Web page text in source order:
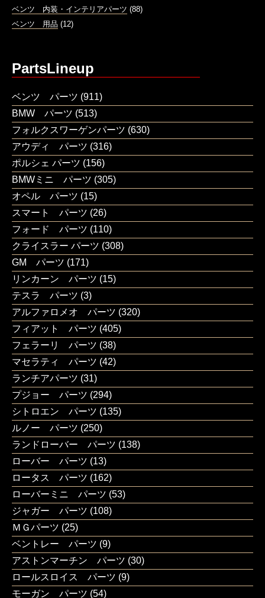
ベンツ 内装・インテリアパーツ (88)
ベンツ 用品 (12)
PartsLineup
ベンツ パーツ (911)
BMW パーツ (513)
フォルクスワーゲンパーツ (630)
アウディ パーツ (316)
ポルシェ パーツ (156)
BMWミニ パーツ (305)
オペル パーツ (15)
スマート パーツ (26)
フォード パーツ (110)
クライスラー パーツ (308)
GM パーツ (171)
リンカーン パーツ (15)
テスラ パーツ (3)
アルファロメオ パーツ (320)
フィアット パーツ (405)
フェラーリ パーツ (38)
マセラティ パーツ (42)
ランチアパーツ (31)
プジョー パーツ (294)
シトロエン パーツ (135)
ルノー パーツ (250)
ランドローバー パーツ (138)
ローバー パーツ (13)
ロータス パーツ (162)
ローバーミニ パーツ (53)
ジャガー パーツ (108)
ＭＧパーツ (25)
ベントレー パーツ (9)
アストンマーチン パーツ (30)
ロールスロイス パーツ (9)
モーガン パーツ (54)